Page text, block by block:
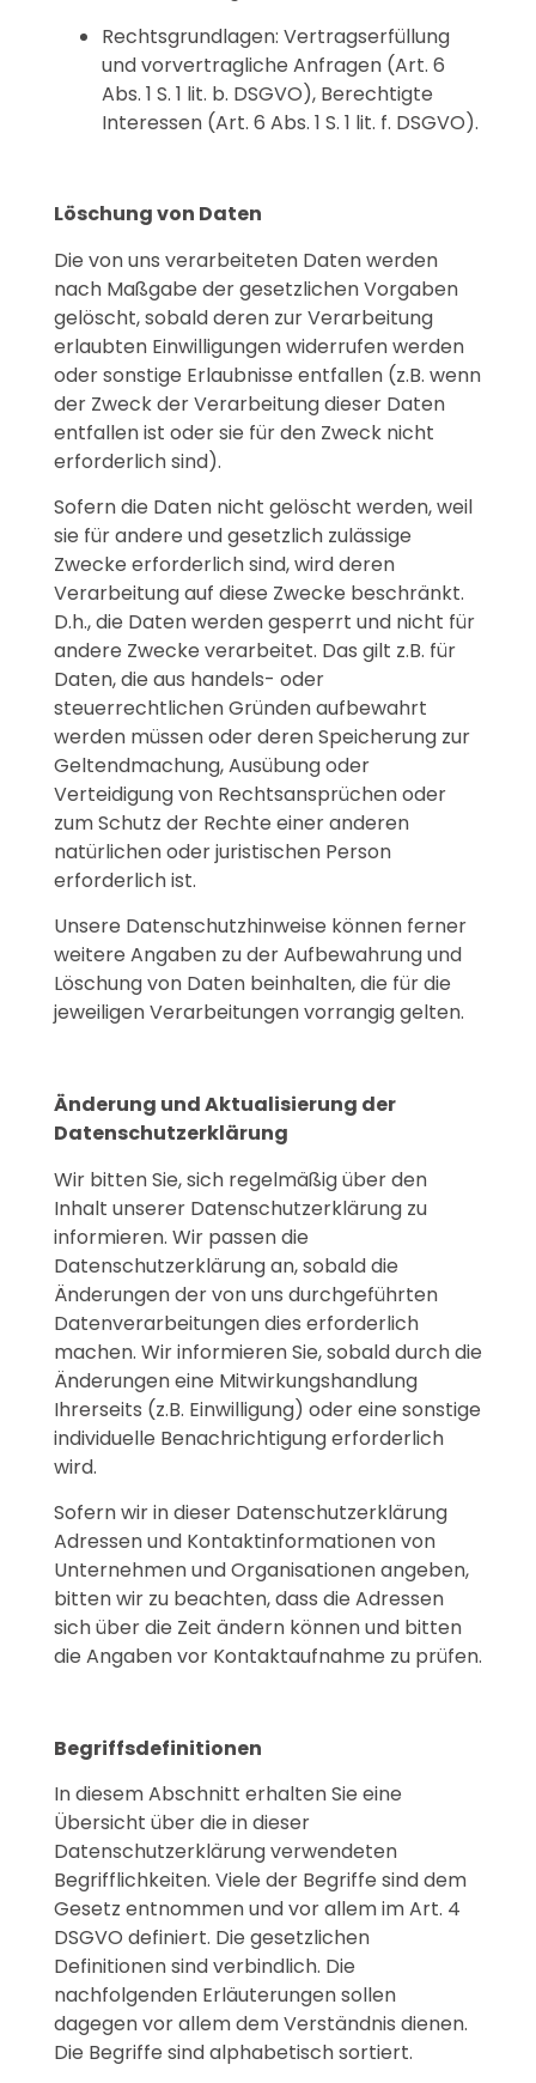
Rechtsgrundlagen: Vertragserfüllung
und vorvertragliche Anfragen (Art. 6
Abs. 1 S. 1 lit. b. DSGVO), Berechtigte
Interessen (Art. 6 Abs. 1 S. 1 lit. f. DSGVO).
Löschung von Daten
Die von uns verarbeiteten Daten werden
nach Maßgabe der gesetzlichen Vorgaben
gelöscht, sobald deren zur Verarbeitung
erlaubten Einwilligungen widerrufen werden
oder sonstige Erlaubnisse entfallen (z.B. wenn
der Zweck der Verarbeitung dieser Daten
entfallen ist oder sie für den Zweck nicht
erforderlich sind).
Sofern die Daten nicht gelöscht werden, weil
sie für andere und gesetzlich zulässige
Zwecke erforderlich sind, wird deren
Verarbeitung auf diese Zwecke beschränkt.
D.h., die Daten werden gesperrt und nicht für
andere Zwecke verarbeitet. Das gilt z.B. für
Daten, die aus handels- oder
steuerrechtlichen Gründen aufbewahrt
werden müssen oder deren Speicherung zur
Geltendmachung, Ausübung oder
Verteidigung von Rechtsansprüchen oder
zum Schutz der Rechte einer anderen
natürlichen oder juristischen Person
erforderlich ist.
Unsere Datenschutzhinweise können ferner
weitere Angaben zu der Aufbewahrung und
Löschung von Daten beinhalten, die für die
jeweiligen Verarbeitungen vorrangig gelten.
Änderung und Aktualisierung der
Datenschutzerklärung
Wir bitten Sie, sich regelmäßig über den
Inhalt unserer Datenschutzerklärung zu
informieren. Wir passen die
Datenschutzerklärung an, sobald die
Änderungen der von uns durchgeführten
Datenverarbeitungen dies erforderlich
machen. Wir informieren Sie, sobald durch die
Änderungen eine Mitwirkungshandlung
Ihrerseits (z.B. Einwilligung) oder eine sonstige
individuelle Benachrichtigung erforderlich
wird.
Sofern wir in dieser Datenschutzerklärung
Adressen und Kontaktinformationen von
Unternehmen und Organisationen angeben,
bitten wir zu beachten, dass die Adressen
sich über die Zeit ändern können und bitten
die Angaben vor Kontaktaufnahme zu prüfen.
Begriffsdefinitionen
In diesem Abschnitt erhalten Sie eine
Übersicht über die in dieser
Datenschutzerklärung verwendeten
Begrifflichkeiten. Viele der Begriffe sind dem
Gesetz entnommen und vor allem im Art. 4
DSGVO definiert. Die gesetzlichen
Definitionen sind verbindlich. Die
nachfolgenden Erläuterungen sollen
dagegen vor allem dem Verständnis dienen.
Die Begriffe sind alphabetisch sortiert.